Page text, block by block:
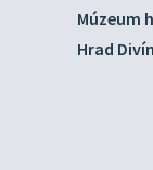
Múzeum
Hrad Divín